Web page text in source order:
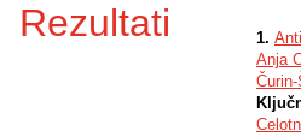
Rezultati 1.
Anja